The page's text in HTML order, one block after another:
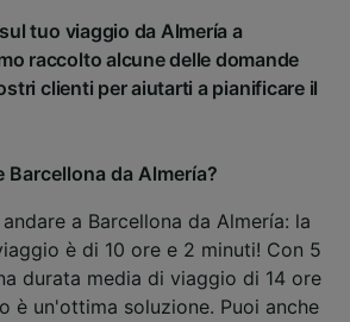
tuo viaggio da Almería a
raccolto alcune delle domande
clienti per aiutarti a pianificare il
Barcellona da Almería?
a Barcellona da Almería: la
è di 10 ore e 2 minuti! Con 5
durata media di viaggio di 14 ore
è un'ottima soluzione. Puoi anche